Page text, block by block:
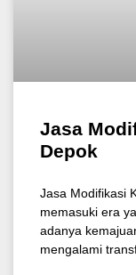
Jasa
Depok
Jasa Modifikasi
memasuki era
adanya
mengalami